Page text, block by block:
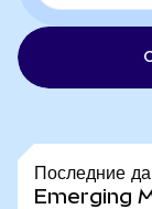
Последние
Emerging